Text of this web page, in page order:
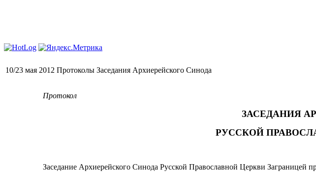
10/23 мая 2012 Протоколы Заседания Архиерейского Синода
Протокол
ЗАСЕДАНИЯ
РУССКОЙ
Заседание Архиерейского Синода Русской Православной Церкви Заграницей